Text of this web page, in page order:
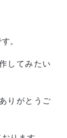
。
してみたい
りがとうご